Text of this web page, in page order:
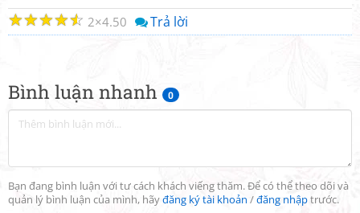
Bình luận nhanh 0
Bạn đang bình luận với tư cách khách viếng thăm. Để có thể theo dõi và
quản lý bình luận của mình, hãyđăng ký tài khoản /đăng nhậptrước.
☆
☆
☆
☆
☆ 2 4.50 Trả lời